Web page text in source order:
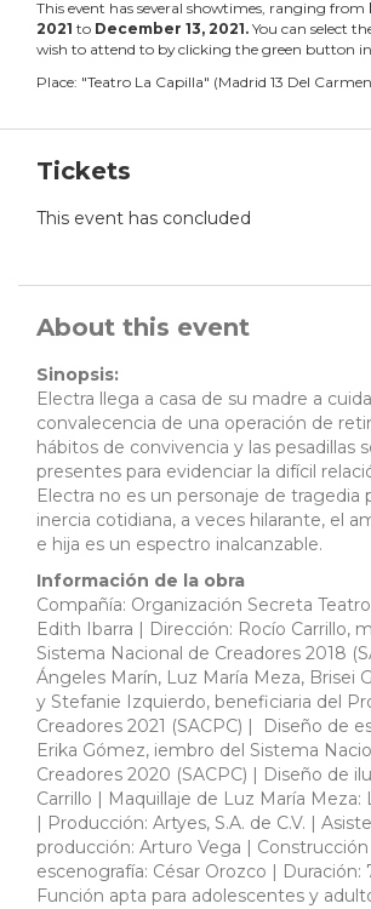
This event has several showtimes, ranging from
2021 to December 13, 2021. You can select
wish to attend to by clicking the green button
Place: "Teatro La Capilla" (Madrid 13 Del
Tickets
This event has concluded
About this event
Sinopsis:
Electra llega a casa de su madre a
convalecencia de una operación de
hábitos de convivencia y las pesadillas
presentes para evidenciar la difícil
Electra no es un personaje de tragedia
inercia cotidiana, a veces hilarante, el
e hija es un espectro inalcanzable.
Información de la obra
Compañía: Organización Secreta
Edith Ibarra | Dirección: Rocío Carrillo,
Sistema Nacional de Creadores 2018
Ángeles Marín, Luz María Meza, Brisei
y Stefanie Izquierdo, beneficiaria del
Creadores 2021 (SACPC) | Diseño de
Erika Gómez, iembro del Sistema
Creadores 2020 (SACPC) | Diseño de
Carrillo | Maquillaje de Luz María Meza:
| Producción: Artyes, S.A. de C.V. |
producción: Arturo Vega |
escenografía: César Orozco | Duración:
Función apta para adolescentes y